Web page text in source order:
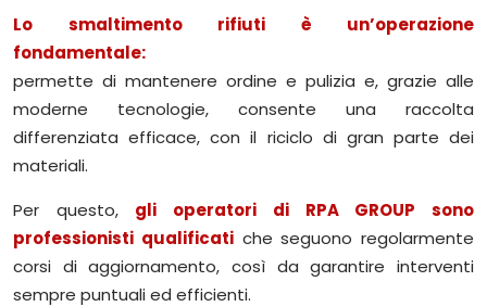
Lo smaltimento rifiuti è un’operazione
fondamentale:
permette di mantenere ordine e pulizia e, grazie alle
moderne tecnologie, consente una raccolta
differenziata efficace, con il riciclo di gran parte dei
materiali.
Per questo, gli operatori di RPA GROUP sono
professionisti qualificatiche seguono regolarmente
corsi di aggiornamento, così da garantire interventi
sempre puntuali ed efficienti.